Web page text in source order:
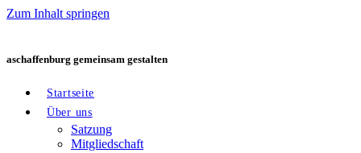
Zum Inhalt springen
aschaffenburg gemeinsam gestalten
Startseite
Über uns
Satzung
Mitgliedschaft